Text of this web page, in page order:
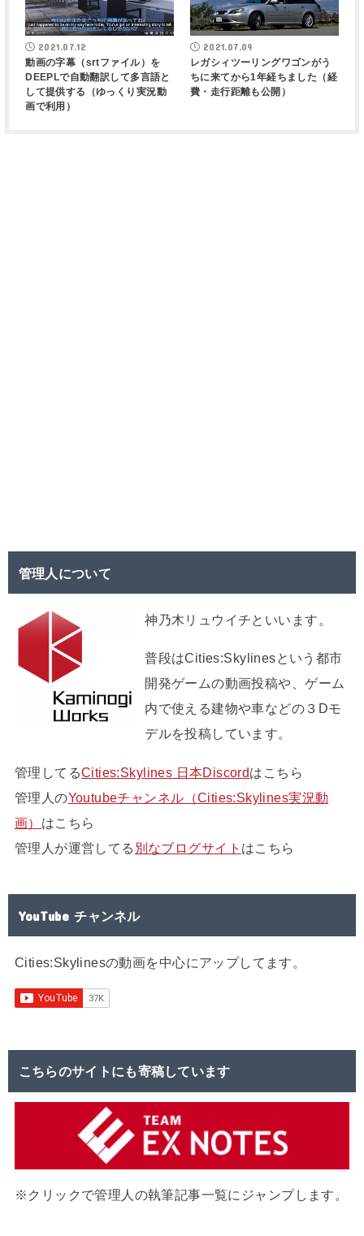
2021.07.12
動画の字幕（srtファイル）を
DEEPLで自動翻訳して多言語と
して提供する（ゆっくり実況動
画で利用）
2021.07.09
レガシィツーリングワゴンがう
ちに来てから1年経ちました（経
費・走行距離も公開）
管理人について
神乃木リュウイチといいます。
普段はCities:Skylinesという都市
開発ゲームの動画投稿や、ゲーム
内で使える建物や車などの３Dモ
デルを投稿しています。
管理してるCities:Skylines 日本Discordはこちら
管理人のYoutubeチャンネル（Cities:Skylines実況動
画） はこちら
管理人が運営してる 別なブログサイト はこちら
YouTube チャンネル
Cities:Skylinesの動画を中心にアップしてます。
こちらのサイトにも寄稿しています
※クリックで管理人の執筆記事一覧にジャンプします。